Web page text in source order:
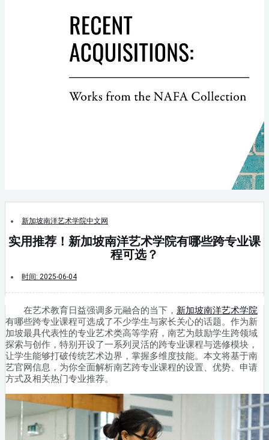
新加坡南洋艺术学院中文网
实用推荐！新加坡南洋艺术学院有哪些跨专业课
程可选？
时间: 2025-06-04
在艺术教育日益强调多元融合的当下， 新加坡南洋艺术学院
有哪些跨专业课程可选成了不少学生与家长关心的话题。作为新
加坡最具代表性的专业艺术类高等学府，南艺为鼓励学生跨领域
探索与创作，特别开设了一系列灵活的跨专业课程与选修模块，
让学生能够打破传统艺术边界，掌握多维度技能。本文将基于南
艺官网信息，为你全面解析南艺跨专业课程的设置、优势、申请
方式及相关热门专业推荐。